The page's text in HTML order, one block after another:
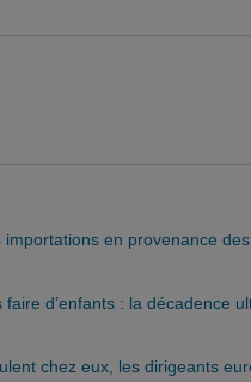
en provenance
d’enfants : la décadence
chez eux, les dirigeants